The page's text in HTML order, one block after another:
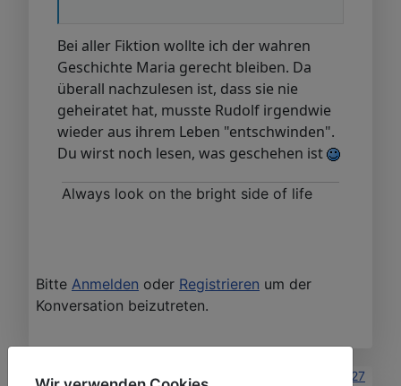
Bei aller Fiktion wollte ich der wahren
Geschichte Maria gerecht bleiben. Da
überall nachzulesen ist, dass sie nie
geheiratet hat, musste Rudolf irgendwie
wieder aus ihrem Leben "entschwinden".
Du wirst noch lesen, was geschehen ist
Always look on the bright side of life
Bitte Anmelden oder Registrieren um der
Konversation beizutreten.
#27